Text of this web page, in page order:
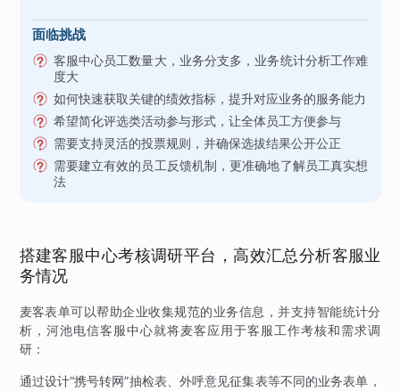
面临挑战
客服中心员工数量大，业务分支多，业务统计分析工作难
度大
如何快速获取关键的绩效指标，提升对应业务的服务能力
希望简化评选类活动参与形式，让全体员工方便参与
需要支持灵活的投票规则，并确保选拔结果公开公正
需要建立有效的员工反馈机制，更准确地了解员工真实想
法
搭建客服中心考核调研平台，高效汇总分析客服业
务情况
麦客表单可以帮助企业收集规范的业务信息，并支持智能统计分
析，河池电信客服中心就将麦客应用于客服工作考核和需求调
研：
通过设计“携号转网”抽检表、外呼意见征集表等不同的业务表单，